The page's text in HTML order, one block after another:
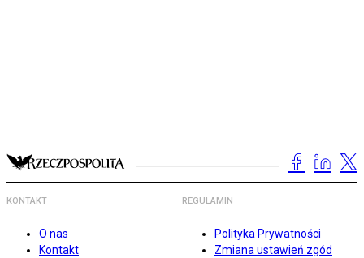
KONTAKT
O nas
Kontakt
REGULAMIN
Polityka Prywatności
Zmiana ustawień zgód